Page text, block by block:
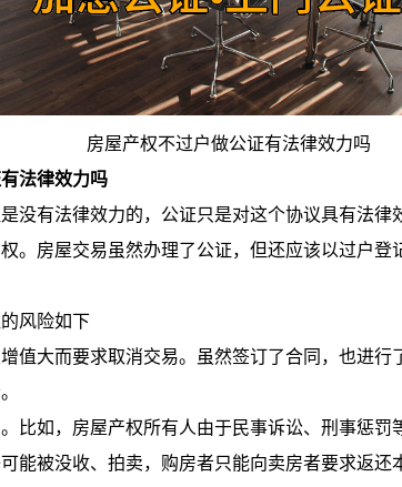
房屋产权不过户做公证有法律效力吗
法律效力吗
有法律效力的，公证只是对这个协议具有法律
。房屋交易虽然办理了公证，但还应该以过户登
风险如下
大而要求取消交易。虽然签订了合同，也进行
如，房屋产权所有人由于民事诉讼、刑事惩罚
能被没收、拍卖，购房者只能向卖房者要求返还